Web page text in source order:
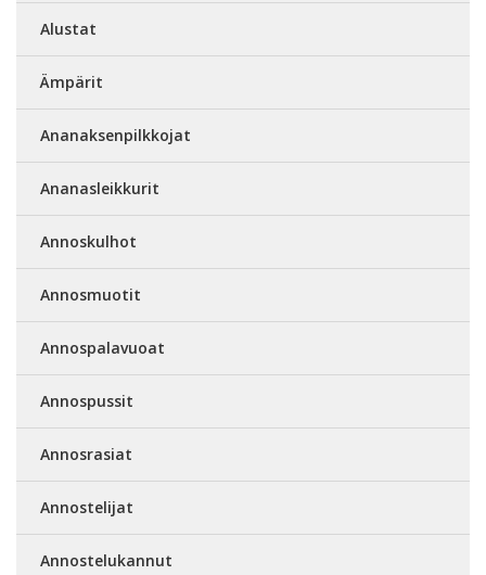
Alustat
Ämpärit
Ananaksenpilkkojat
Ananasleikkurit
Annoskulhot
Annosmuotit
Annospalavuoat
Annospussit
Annosrasiat
Annostelijat
Annostelukannut